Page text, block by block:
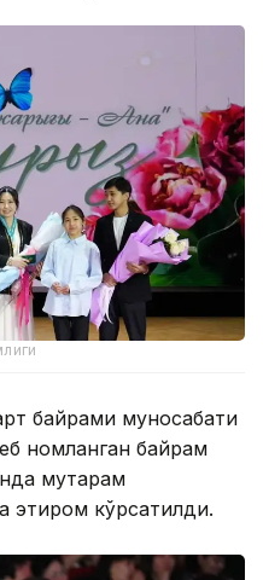
байрами муносабати
номланган байрам
муҳтарам
эҳтиром кўрсатилди.